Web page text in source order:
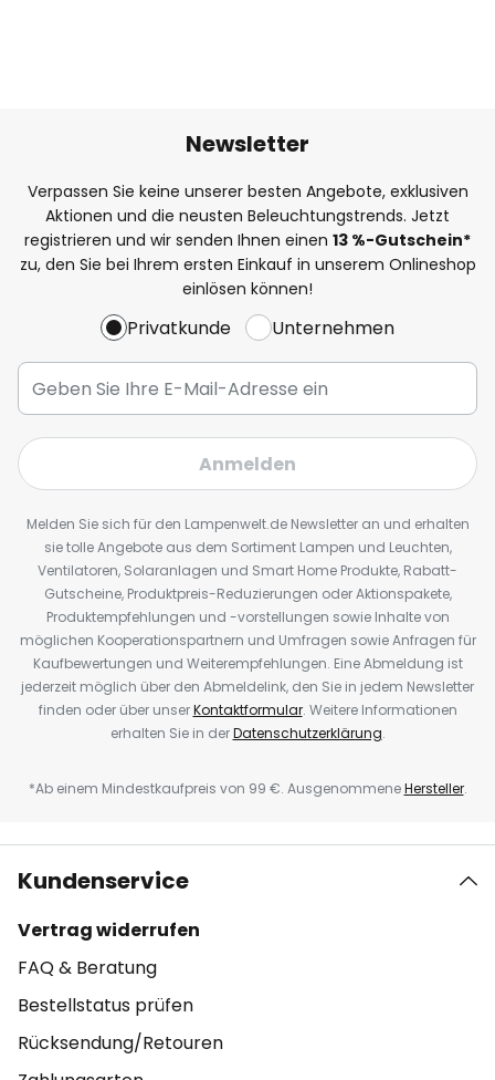
Newsletter
Verpassen Sie keine unserer besten Angebote, exklusiven
Aktionen und die neusten Beleuchtungstrends. Jetzt
registrieren und wir senden Ihnen einen 13 %-Gutschein*
zu, den Sie bei Ihrem ersten Einkauf in unserem Onlineshop
einlösen können!
Privatkunde Unternehmen
Anmelden
Melden Sie sich für den Lampenwelt.de Newsletter an und erhalten
sie tolle Angebote aus dem Sortiment Lampen und Leuchten,
Ventilatoren, Solaranlagen und Smart Home Produkte, Rabatt-
Gutscheine, Produktpreis-Reduzierungen oder Aktionspakete,
Produktempfehlungen und -vorstellungen sowie Inhalte von
möglichen Kooperationspartnern und Umfragen sowie Anfragen für
Kaufbewertungen und Weiterempfehlungen. Eine Abmeldung ist
jederzeit möglich über den Abmeldelink, den Sie in jedem Newsletter
finden oder über unserKontaktformular. Weitere Informationen
erhalten Sie in derDatenschutzerklärung.
*Ab einem Mindestkaufpreis von 99 €. AusgenommeneHersteller.
Kundenservice
Vertrag widerrufen
FAQ & Beratung
Bestellstatus prüfen
Rücksendung/Retouren